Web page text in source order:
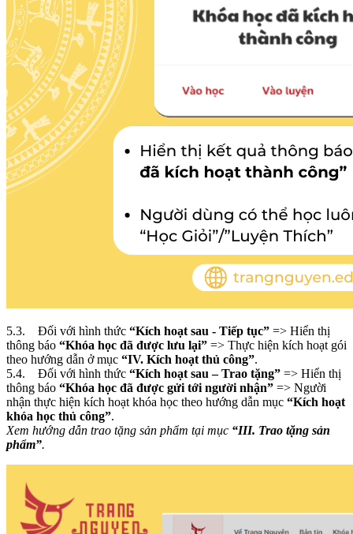
5.3. Đối với hình thức “Kích hoạt sau - Tiếp tục” => Hiển thị
thông báo “Khóa học đã được lưu lại” => Thực hiện kích hoạt gói
theo hướng dẫn ở mục “IV. Kích hoạt thủ công”.
5.4. Đối với hình thức “Kích hoạt sau – Trao tặng” => Hiển thị
thông báo “Khóa học đã được gửi tới người nhận” => Người
nhận thực hiện kích hoạt khóa học theo hướng dẫn mục “Kích hoạt
khóa học thủ công”.
Xem hướng dẫn trao tặng sản phẩm tại mục “III. Trao tặng sản
phẩm”.